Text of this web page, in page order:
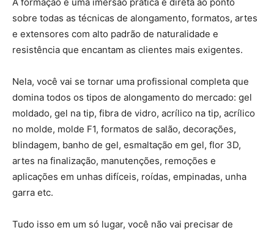
sobre todas as técnicas de alongamento, formatos, artes
e extensores com alto padrão de naturalidade e
resistência que encantam as clientes mais exigentes.
Nela, você vai se tornar uma profissional completa que
domina todos os tipos de alongamento do mercado: gel
moldado, gel na tip, fibra de vidro, acrílico na tip, acrílico
no molde, molde F1, formatos de salão, decorações,
blindagem, banho de gel, esmaltação em gel, flor 3D,
artes na finalização, manutenções, remoções e
aplicações em unhas difíceis, roídas, empinadas, unha
garra etc.
Tudo isso em um só lugar, você não vai precisar de